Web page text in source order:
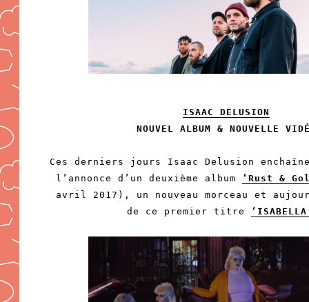
ISAAC DELUSION
NOUVEL ALBUM & NOUVELLE
Ces derniers jours Isaac Delusion
l’annonce d’un deuxième album
‘Rust &
avril 2017), un nouveau morceau et
de ce premier titre